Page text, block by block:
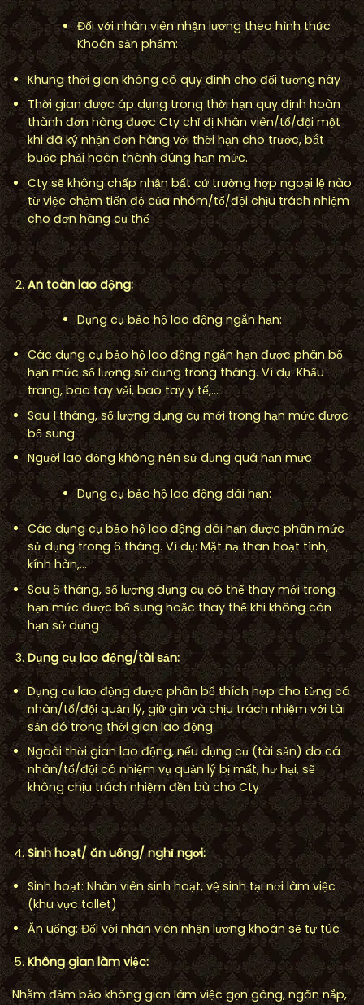
Đối với nhân viên nhận lương theo hình thức
Khoán sản phẩm:
Khung thời gian không có quy đinh cho đối tượng này
Thời gian được áp dụng trong thời hạn quy định hoàn
thành đơn hàng được Cty chỉ đị Nhân viên/tổ/đội một
khi đã ký nhận đơn hàng với thời hạn cho trước, bắt
buộc phải hoàn thành đúng hạn mức.
Cty sẽ không chấp nhận bất cứ trường hợp ngoại lệ nào
từ việc chậm tiến độ của nhóm/tổ/đội chịu trách nhiệm
cho đơn hàng cụ thể
An toàn lao động:
Dụng cụ bảo hộ lao động ngắn hạn:
Các dụng cụ bảo hộ lao động ngắn hạn được phân bổ
hạn mức số lượng sử dụng trong tháng. Ví dụ: Khẩu
trang, bao tay vải, bao tay y tế,…
Sau 1 tháng, số lượng dụng cụ mới trong hạn mức được
bổ sung
Người lao động không nên sử dụng quá hạn mức
Dụng cụ bảo hộ lao động dài hạn:
Các dụng cụ bảo hộ lao động dài hạn được phân mức
sử dụng trong 6 tháng. Ví dụ: Mặt nạ than hoạt tính,
kính hàn,…
Sau 6 tháng, số lượng dụng cụ có thể thay mới trong
hạn mức được bổ sung hoặc thay thế khi không còn
hạn sử dụng
Dụng cụlao động/tài sản:
Dụng cụ lao động được phân bổ thích hợp cho từng cá
nhân/tổ/đội quản lý, giữ gìn và chịu trách nhiệm với tài
sản đó trong thời gian lao động
Ngoài thời gian lao động, nếu dụng cụ (tài sản) do cá
nhân/tổ/đội có nhiệm vụ quản lý bị mất, hư hại, sẽ
không chịu trách nhiệm đền bù cho Cty
Sinh hoạt/ ăn uống/ nghỉngơi:
Sinh hoạt: Nhân viên sinh hoạt, vệ sinh tại nơi làm việc
(khu vực tollet)
Ăn uống: Đối với nhân viên nhận lương khoán sẽ tự túc
Không gianlàm việc:
Nhằm đảm bảo không gian làm việc gọn gàng, ngăn nắp,